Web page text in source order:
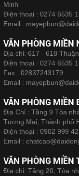
Minh
Điện thoại : 0274 6535
Email :
VĂN PHÒNG MIỀN
Địa chỉ: 617 - 618
Điện thoại : 0274 6535
Fax : 02837243179
Email :
VĂN PHÒNG MIỀN
Địa Chỉ : Tầng 9 Tòa
Tương Mai, Thành phố
Điện thoại : 0902 999
Email :
VĂN PHÒNG MIỀN
Địa chỉ: Tầng 20, Tòa